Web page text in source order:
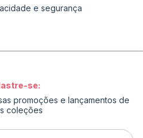
e segurança
se:
promoções e lançamentos de
coleções